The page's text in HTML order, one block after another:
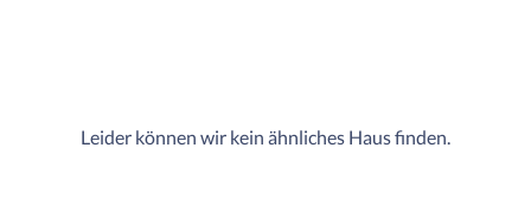
Leider können wir kein ähnliches Haus finden.